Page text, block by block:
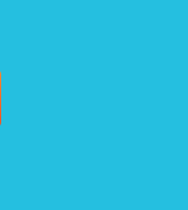
Ferien